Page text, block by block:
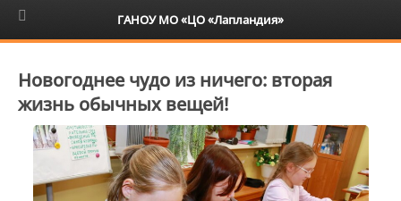
6+
Новогоднее чудо из ничего: вторая
жизнь обычных вещей!
ГАНОУ МО «ЦО «Лапландия»